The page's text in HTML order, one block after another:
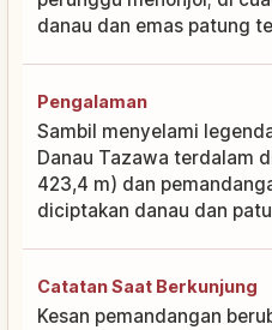
danau dan emas patung
Pengalaman
Sambil menyelami
Danau Tazawa terdalam
423,4 m) dan
diciptakan danau dan
Catatan Saat Berkunjung
Kesan pemandangan